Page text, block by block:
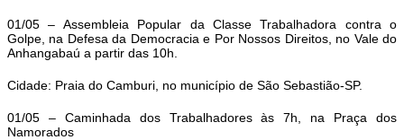
01/05 – Assembleia Popular da Classe Trabalhadora contra o
Golpe, na Defesa da Democracia e Por Nossos Direitos, no Vale do
Anhangabaú a partir das 10h.
Cidade: Praia do Camburi, no município de São Sebastião-SP.
01/05 – Caminhada dos Trabalhadores às 7h, na Praça dos
Namorados